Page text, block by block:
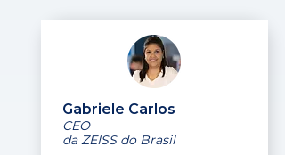
Gabriele Carlos
CEO
da ZEISS do Brasil